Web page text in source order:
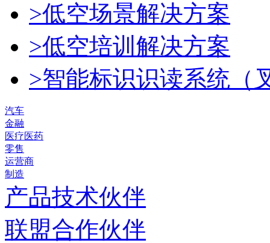
>低空场景解决方案
>低空培训解决方案
>智能标识识读系统（
汽车
金融
医疗医药
零售
运营商
制造
产品技术伙伴
联盟合作伙伴